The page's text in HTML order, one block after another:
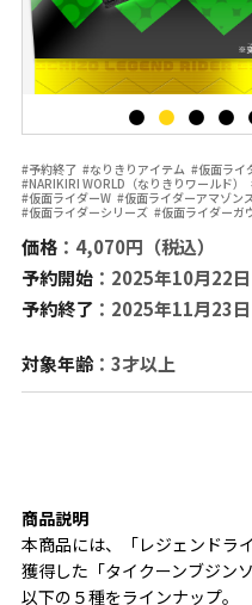
#予約終了 #なりきりアイテム #仮面ライ
#NARIKIRI WORLD（なりきりワールド）
#仮面ライダーW #仮面ライダーアマゾン
#仮面ライダーシリーズ #仮面ライダーガ
価格：4,070円（税込）
予約開始：2025年10月22日
予約終了：2025年11月23日
対象年齢：3才以上
商品説明
本商品には、「レジェンドラ
獲得した「タイクーンブジン
以下の５種をラインナップ。